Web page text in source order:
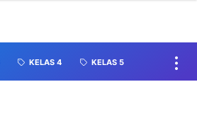
KELAS 4 KELAS 5